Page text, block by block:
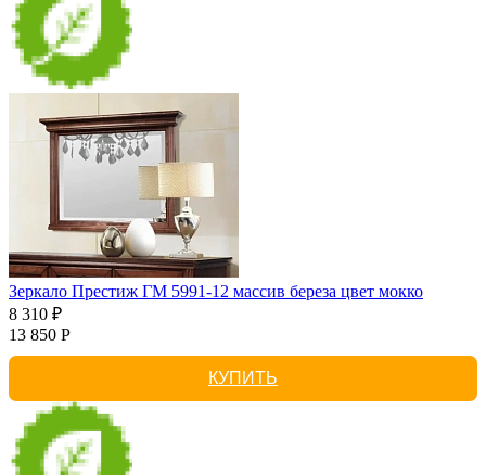
Зеркало Престиж ГМ 5991-12 массив береза цвет мокко
8 310 ₽
13 850 Р
КУПИТЬ